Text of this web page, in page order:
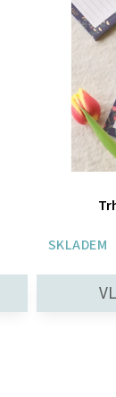
SKLADEM